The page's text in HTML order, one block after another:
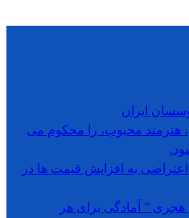
ایران
هنرمند محبوب، را محکوم می
اعتراضی به افزایش قیمت ها در
” آمادگی برای هر